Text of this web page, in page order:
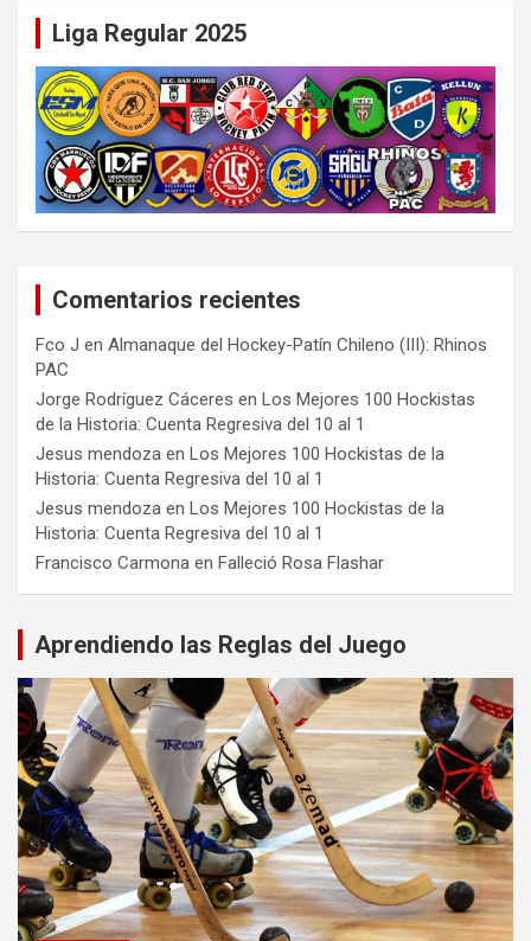
Liga Regular 2025
Comentarios recientes
Fco J en Almanaque del Hockey-Patín Chileno (III): Rhinos
PAC
Jorge Rodríguez Cáceres en Los Mejores 100 Hockistas
de la Historia: Cuenta Regresiva del 10 al 1
Jesus mendoza en Los Mejores 100 Hockistas de la
Historia: Cuenta Regresiva del 10 al 1
Jesus mendoza en Los Mejores 100 Hockistas de la
Historia: Cuenta Regresiva del 10 al 1
Francisco Carmona en Falleció Rosa Flashar
Aprendiendo las Reglas del Juego